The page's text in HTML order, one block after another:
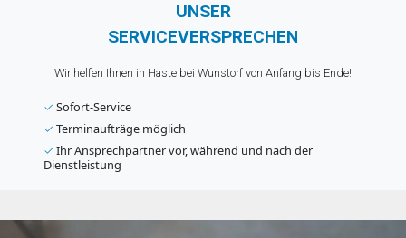
UNSER
SERVICEVERSPRECHEN
Wir helfen Ihnen in Haste bei Wunstorf von Anfang bis Ende!
✓ Sofort-Service
✓ Terminaufträge möglich
✓ Ihr Ansprechpartner vor, während und nach der
Dienstleistung